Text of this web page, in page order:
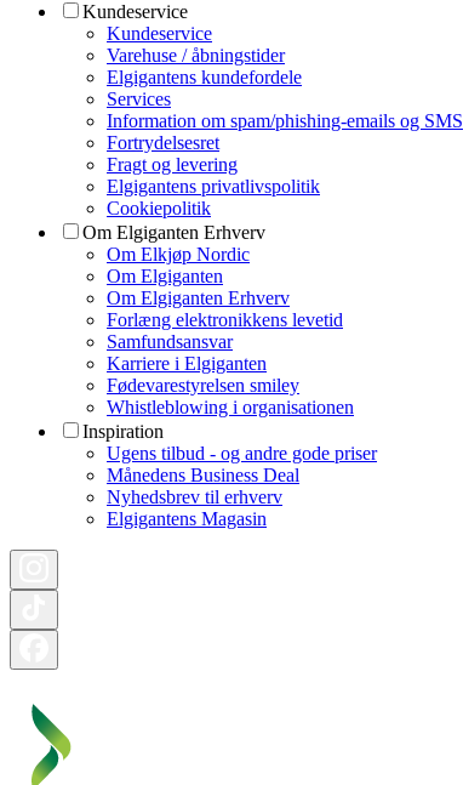
Kundeservice
Kundeservice
Varehuse / åbningstider
Elgigantens kundefordele
Services
Information om spam/phishing-emails og SMS
Fortrydelsesret
Fragt og levering
Elgigantens privatlivspolitik
Cookiepolitik
Om Elgiganten Erhverv
Om Elkjøp Nordic
Om Elgiganten
Om Elgiganten Erhverv
Forlæng elektronikkens levetid
Samfundsansvar
Karriere i Elgiganten
Fødevarestyrelsen smiley
Whistleblowing i organisationen
Inspiration
Ugens tilbud - og andre gode priser
Månedens Business Deal
Nyhedsbrev til erhverv
Elgigantens Magasin